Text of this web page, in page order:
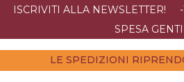
ISCRIVITI ALLA NEWSLETTER!
SPESA
LE SPEDIZIONI